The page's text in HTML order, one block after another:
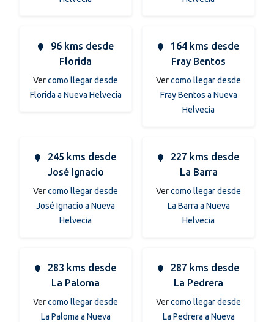
96 kms desde
Florida
Vercomo llegar desde
Florida a Nueva Helvecia
164 kms desde
Fray Bentos
Vercomo llegar desde
Fray Bentos a Nueva
Helvecia
245 kms desde
José Ignacio
Vercomo llegar desde
José Ignacio a Nueva
Helvecia
227 kms desde
La Barra
Vercomo llegar desde
La Barra a Nueva
Helvecia
283 kms desde
La Paloma
Vercomo llegar desde
La Paloma a Nueva
287 kms desde
La Pedrera
Vercomo llegar desde
La Pedrera a Nueva